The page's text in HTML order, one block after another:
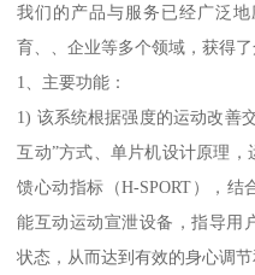
我们的产品与服务已经广泛
育、、企业等多个领域，获得了
1、主要功能：
1) 该系统根据强度的运动改善
互动”方式、单片机设计原理
馈心动指标（H-SPORT），
能互动运动宣泄设备，指导用
状态，从而达到有效的身心调节